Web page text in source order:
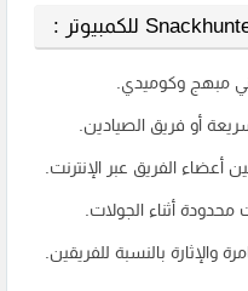
مبهج وكوميدي.
أو فريق الصيادين.
أعضاء الفريق عبر الإنترنت.
أثناء الجولات.
والإثارة بالنسبة للفريقين.